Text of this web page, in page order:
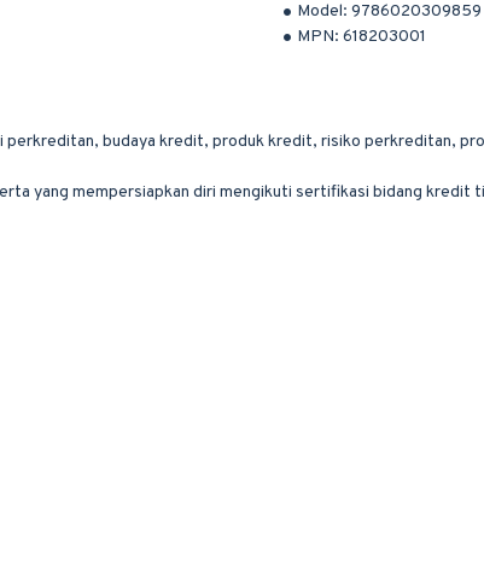
Model: 9786020309859
MPN: 618203001
perkreditan, budaya kredit, produk kredit, risiko perkreditan,
yang mempersiapkan diri mengikuti sertifikasi bidang kredit